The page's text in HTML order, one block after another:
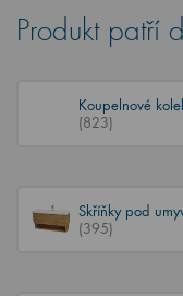
Produkt patří
Koupelnové
(823)
Skříňky pod
(395)